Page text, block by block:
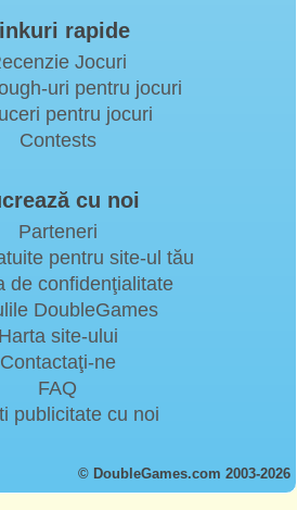
rapide
Jocuri
uri pentru jocuri
pentru jocuri
Contests
cu noi
Parteneri
pentru site-ul tău
de confidenţialitate
DoubleGames
Harta site-ului
Contactaţi-ne
FAQ
publicitate cu noi
© DoubleGames.com 2003-2026